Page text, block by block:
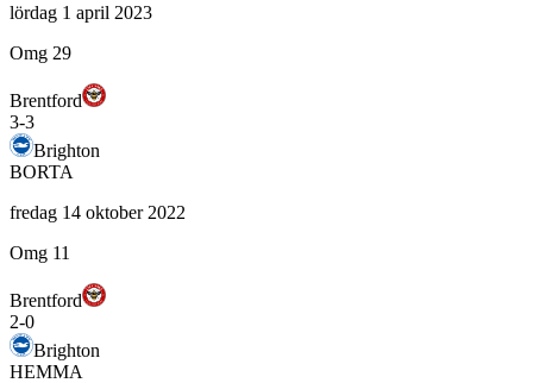
lördag 1 april 2023
Omg 29
Brentford
3-3
Brighton
BORTA
fredag 14 oktober 2022
Omg 11
Brentford
2-0
Brighton
HEMMA